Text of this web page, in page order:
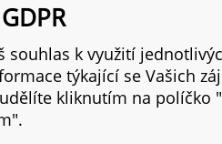
k využití
týkající se Vašich
kliknutím na políčko